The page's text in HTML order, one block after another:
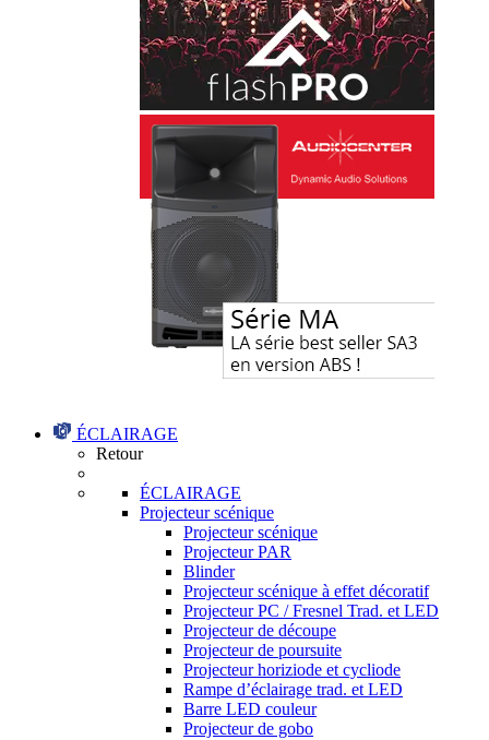
ÉCLAIRAGE
Retour
ÉCLAIRAGE
Projecteur scénique
Projecteur scénique
Projecteur PAR
Blinder
Projecteur scénique à effet décoratif
Projecteur PC / Fresnel Trad. et LED
Projecteur de découpe
Projecteur de poursuite
Projecteur horiziode et cycliode
Rampe d’éclairage trad. et LED
Barre LED couleur
Projecteur de gobo